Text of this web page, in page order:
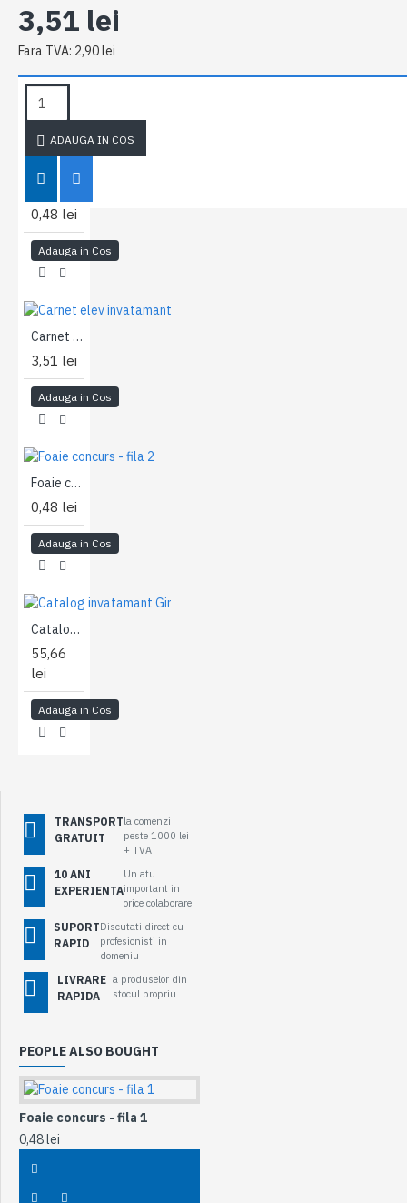
3,51 lei
Fara TVA: 2,90 lei
ADAUGA IN COS
ETICHETE:
0,48 lei
Adauga in Cos
Carnet elev invatamant Primar
3,51 lei
Adauga in Cos
Foaie concurs - fila 2
0,48 lei
Adauga in Cos
Catalog invatamant Gimnazial
55,66
lei
Adauga in Cos
TRANSPORT
GRATUIT
la comenzi
peste 1000 lei
+ TVA
10 ANI
EXPERIENTA
Un atu
important in
orice colaborare
SUPORT
RAPID
Discutati direct cu
profesionisti in
domeniu
LIVRARE
RAPIDA
a produselor din
stocul propriu
PEOPLE ALSO BOUGHT
Foaie concurs - fila 1
0,48 lei